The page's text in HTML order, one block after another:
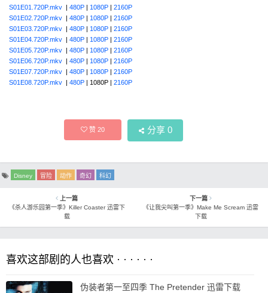
S01E01.720P.mkv | 480P | 1080P | 2160P
S01E02.720P.mkv | 480P | 1080P | 2160P
S01E03.720P.mkv | 480P | 1080P | 2160P
S01E04.720P.mkv | 480P | 1080P | 2160P
S01E05.720P.mkv | 480P | 1080P | 2160P
S01E06.720P.mkv | 480P | 1080P | 2160P
S01E07.720P.mkv | 480P | 1080P | 2160P
S01E08.720P.mkv | 480P | 1080P | 2160P
赞20 分享 0
Disney 冒险 动作 奇幻 科幻
上一篇
《杀人游乐园第一季》Killer Coaster 迅雷下
载
下一篇
《让我尖叫第一季》Make Me Scream 迅雷
下载
喜欢这部剧的人也喜欢 · · · · · ·
伪装者第一至四季 The Pretender 迅雷下载